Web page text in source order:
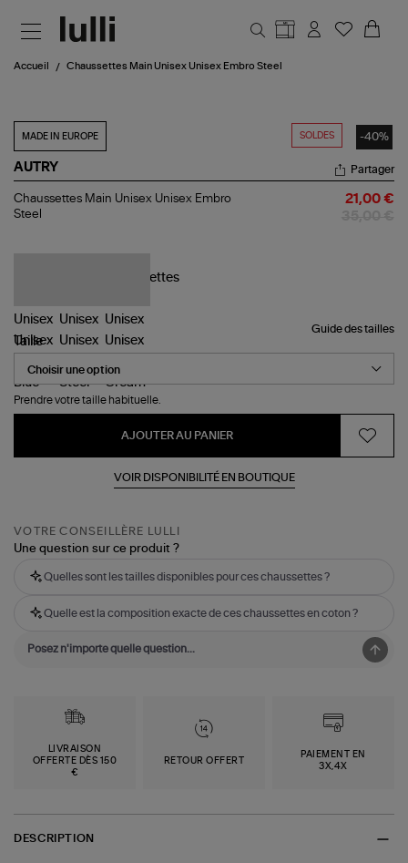
Accueil Chaussettes Main Unisex Unisex Embro Steel
SOLDES -40%
MADE IN EUROPE
AUTRY
Chaussettes
Main
Partager
Chaussettes Main Unisex Unisex Embro
Steel
21,00 €
Guide des tailles
Taille
Prendre votre taille habituelle.
AJOUTER AU PANIER
VOIR DISPONIBILITÉ EN BOUTIQUE
VOTRE CONSEILLÈRE LULLI
Une question sur ce produit ?
Quelles sont les tailles disponibles pour ces chaussettes ?
Quelle est la composition exacte de ces chaussettes en coton ?
LIVRAISON
OFFERTE DÈS 150
€
RETOUR OFFERT
PAIEMENT EN
3X,4X
DESCRIPTION